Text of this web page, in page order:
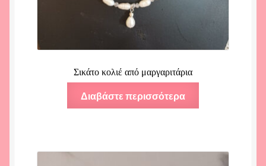
Σικάτο κολιέ από μαργαριτάρια
Διαβάστε περισσότερα